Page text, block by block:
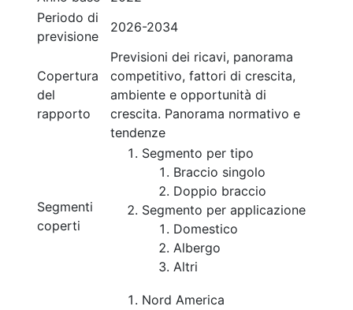
Periodo di
previsione
2026-2034
Copertura
del
rapporto
Previsioni dei ricavi, panorama
competitivo, fattori di crescita,
ambiente e opportunità di
crescita. Panorama normativo e
tendenze
Segmenti
coperti
Segmento per tipo
Braccio singolo
Doppio braccio
Segmento per applicazione
Domestico
Albergo
Altri
Nord America